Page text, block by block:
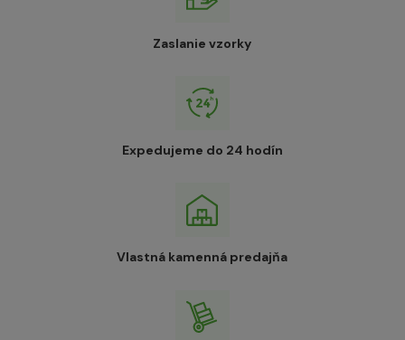
Zaslanie vzorky
Expedujeme do 24 hodín
Vlastná kamenná predajňa